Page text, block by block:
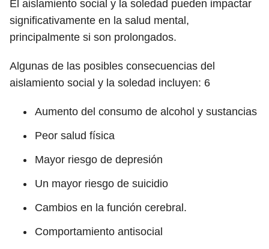
El aislamiento social y la soledad pueden impactar
significativamente en la salud mental,
principalmente si son prolongados.
Algunas de las posibles consecuencias del
aislamiento social y la soledad incluyen: 6
Aumento del consumo de alcohol y sustancias
Peor salud física
Mayor riesgo de depresión
Un mayor riesgo de suicidio
Cambios en la función cerebral.
Comportamiento antisocial